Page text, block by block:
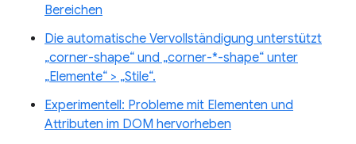
Bereichen
Die automatische Vervollständigung unterstützt
„corner-shape“ und „corner-*-shape“ unter
„Elemente“ > „Stile“.
Experimentell: Probleme mit Elementen und
Attributen im DOM hervorheben